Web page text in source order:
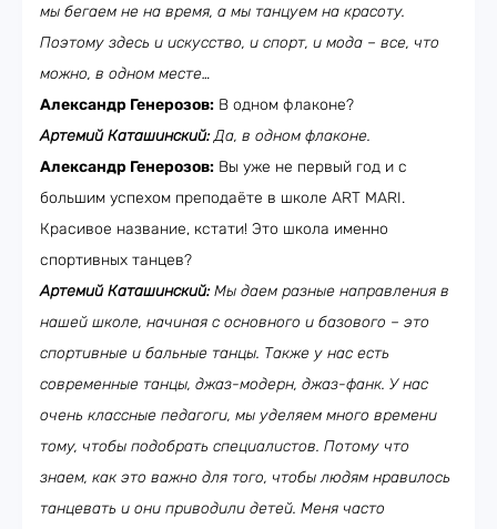
мы бегаем не на время, а мы танцуем на красоту.
Поэтому здесь и искусство, и спорт, и мода – все, что
можно, в одном месте…
Александр Генерозов: В одном флаконе?
Артемий Каташинский:Да, в одном флаконе.
Александр Генерозов: Вы уже не первый год и с
большим успехом преподаёте в школе ART MARI.
Красивое название, кстати! Это школа именно
спортивных танцев?
Артемий Каташинский:Мы даем разные направления в
нашей школе, начиная с основного и базового – это
спортивные и бальные танцы. Также у нас есть
современные танцы, джаз-модерн, джаз-фанк. У нас
очень классные педагоги, мы уделяем много времени
тому, чтобы подобрать специалистов. Потому что
знаем, как это важно для того, чтобы людям нравилось
танцевать и они приводили детей. Меня часто